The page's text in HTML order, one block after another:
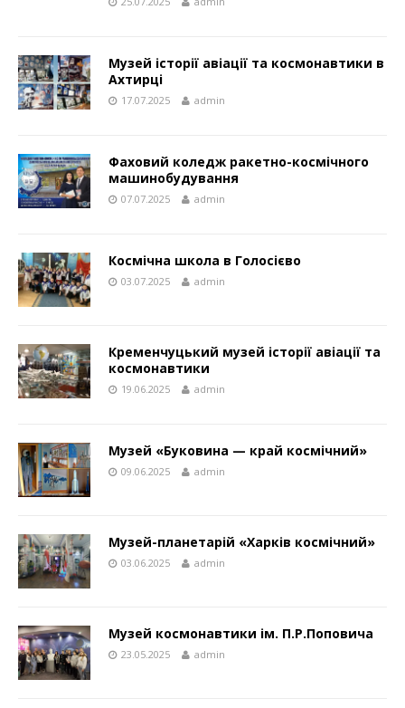
Музей історії авіації та космонавтики в
Ахтирці
17.07.2025 admin
Фаховий коледж ракетно-космічного
машинобудування
07.07.2025 admin
Космічна школа в Голосієво
03.07.2025 admin
Кременчуцький музей історії авіації та
космонавтики
19.06.2025 admin
Музей «Буковина — край космічний»
09.06.2025 admin
Музей-планетарій «Харків космічний»
03.06.2025 admin
Музей космонавтики ім. П.Р.Поповича
23.05.2025 admin